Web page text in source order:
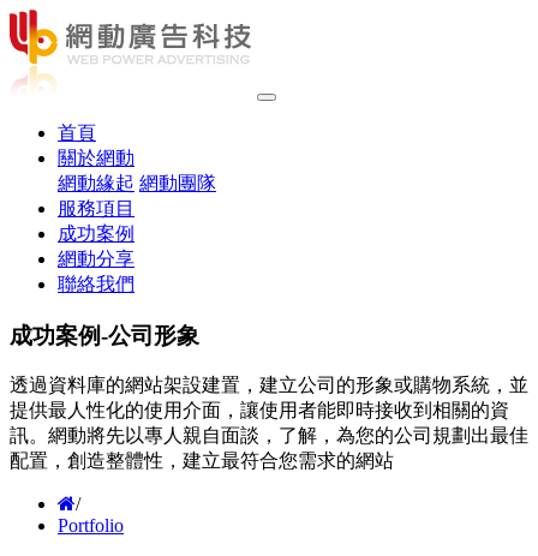
首頁(current)
關於網動
網動緣起 網動團隊
服務項目
成功案例
網動分享
聯絡我們
成功案例-公司形象
透過資料庫的網站架設建置，建立公司的形象或購物系統，並
提供最人性化的使用介面，讓使用者能即時接收到相關的資
訊。網動將先以專人親自面談，了解，為您的公司規劃出最佳
配置，創造整體性，建立最符合您需求的網站
/
Portfolio